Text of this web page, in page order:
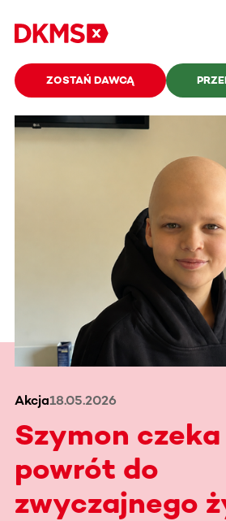
ZOSTAŃ DAWCĄ
Akcja18.05.2026
Szymon
powrót do
zwyczajnego